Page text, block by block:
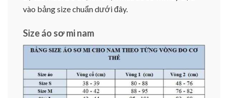
vào bảng size chuẩn dưới đây.
Size áo sơ mi nam